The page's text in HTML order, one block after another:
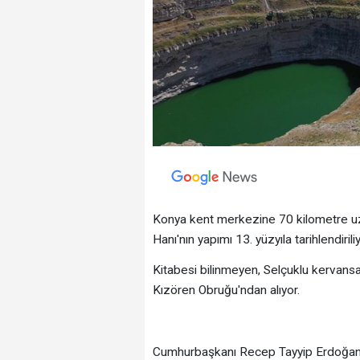
Konya kent merkezine 70 kilometre
Hanı'nın yapımı 13. yüzyıla
Kitabesi bilinmeyen, Selçuklu
Kızören Obruğu'ndan alıyor.
Cumhurbaşkanı Recep Tayyip